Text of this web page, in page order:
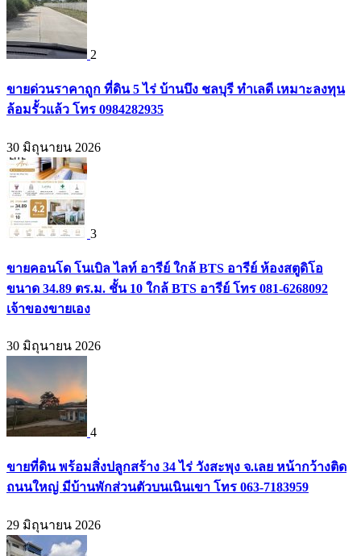
2
ขายด่วนราคาถูก ที่ดิน 5 ไร่ บ้านบึง ชลบุรี ทำเลดี เหมาะลงทุน
ล้อมรั้วแล้ว โทร 0984282935
30 มิถุนายน 2026
3
ขายคอนโด โนเบิล ไลท์ อารีย์ ใกล้ BTS อารีย์ ห้องสตูดิโอ
ขนาด 34.89 ตร.ม. ชั้น 10 ใกล้ BTS อารีย์ โทร 081-6268092
เจ้าของขายเอง
30 มิถุนายน 2026
4
ขายที่ดิน พร้อมสิ่งปลูกสร้าง 34 ไร่ วังสะพุง จ.เลย หน้ากว้างติด
ถนนใหญ่ มีบ้านพักส่วนตัวบนเนินเขา โทร 063-7183959
29 มิถุนายน 2026